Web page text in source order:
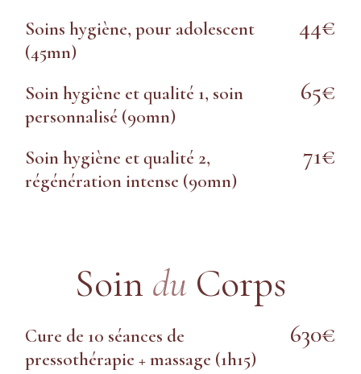
Soins hygiène, pour adolescent
(45mn)
44€
Soin hygiène et qualité 1, soin
personnalisé (90mn)
65€
Soin hygiène et qualité 2,
régénération intense (90mn)
71€
Soin du Corps
Cure de 10 séances de
pressothérapie + massage (1h15)
630€